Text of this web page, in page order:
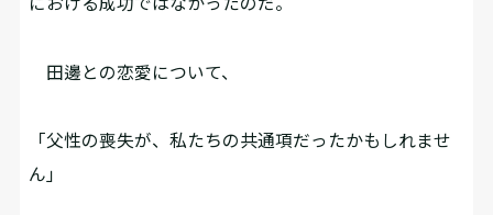
田邊との恋愛について、
「父性の喪失が、私たちの共通項だったかもしれませ
ん」